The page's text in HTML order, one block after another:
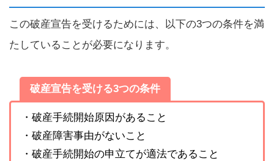
この破産宣告を受けるためには、以下の3つの条件を満
たしていることが必要になります。
破産宣告を受ける3つの条件
・破産手続開始原因があること
・破産障害事由がないこと
・破産手続開始の申立てが適法であること